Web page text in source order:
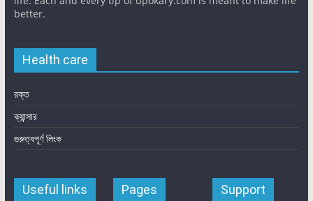
better.
Health care
রক্ত
ক্যান্সার
গুরুত্বপূর্ণ লিংক
Useful links Pages Support